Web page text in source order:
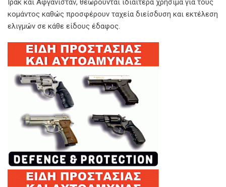
Ιράκ και Αφγανιστάν, θεωρούνται ιδιαίτερα χρήσιμα για τους
κομάντος καθώς προσφέρουν ταχεία διείσδυση και εκτέλεση
ελιγμών σε κάθε είδους έδαφος.